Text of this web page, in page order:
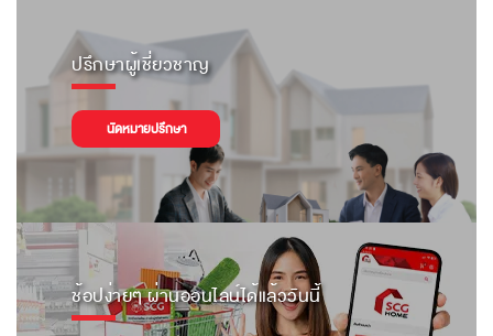
ปรึกษาผู้เชี่ยวชาญ
นัดหมายปรึกษา
ช้อปง่ายๆ ผ่านออนไลน์ได้แล้ววันนี้